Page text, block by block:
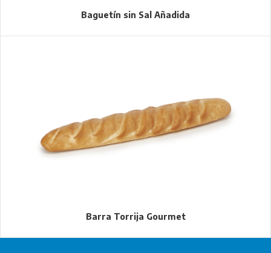
Baguetín sin Sal Añadida
Barra Torrija Gourmet